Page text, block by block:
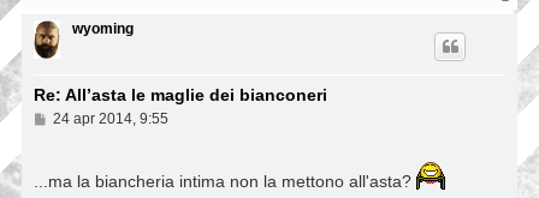
o
wyoming
Re: All’asta le maglie dei bianconeri
M
a
24 apr 2014, 9:55
...ma la biancheria intima non la mettono all'asta?